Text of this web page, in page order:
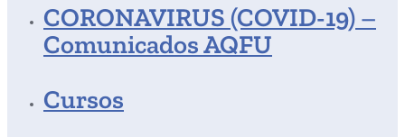
CORONAVIRUS (COVID-19) –
Comunicados AQFU
Cursos